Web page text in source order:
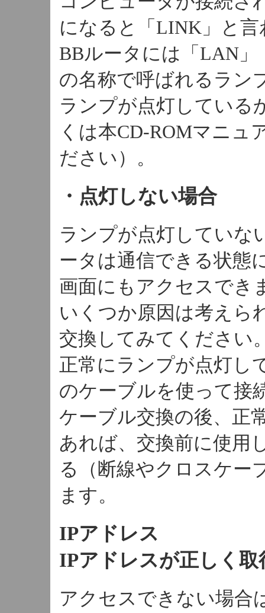
になると「LINK」と
BBルータには「LAN
の名称で呼ばれるラン
ランプが点灯している
くは本CD-ROMマニュ
ださい）。
・点灯しない場合
ランプが点灯していな
ータは通信できる状態
画面にもアクセスでき
いくつか原因は考えら
交換してみてください
正常にランプが点灯し
のケーブルを使って接
ケーブル交換の後、正
あれば、交換前に使用
る（断線やクロスケー
ます。
IPアドレス
IPアドレスが正しく
アクセスできない場合